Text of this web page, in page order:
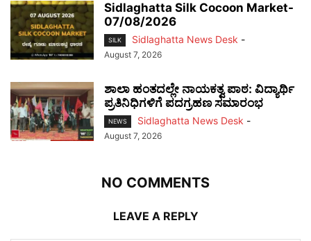
Sidlaghatta Silk Cocoon Market-
07/08/2026
SILK Sidlaghatta News Desk -
August 7, 2026
ಶಾಲಾ ಹಂತದಲ್ಲೇ ನಾಯಕತ್ವ ಪಾಠ: ವಿದ್ಯಾರ್ಥಿ
ಪ್ರತಿನಿಧಿಗಳಿಗೆ ಪದಗ್ರಹಣ ಸಮಾರಂಭ
NEWS Sidlaghatta News Desk -
August 7, 2026
NO COMMENTS
LEAVE A REPLY